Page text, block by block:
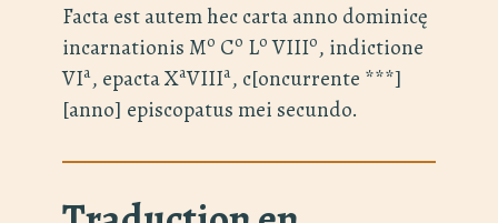
Facta est autem hec carta anno dominicę
incarnationis Mo Co Lo VIIIo, indictione
VIa, epacta XaVIIIa, c[oncurrente ***]
[anno] episcopatus mei secundo.